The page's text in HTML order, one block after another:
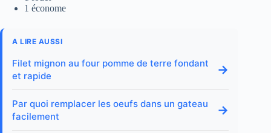
1 économe
A LIRE AUSSI
Filet mignon au four pomme de terre fondant
et rapide
→
Par quoi remplacer les oeufs dans un gateau
facilement
→